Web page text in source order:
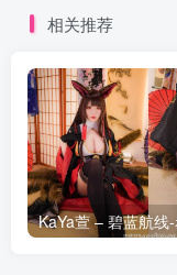
相关推荐